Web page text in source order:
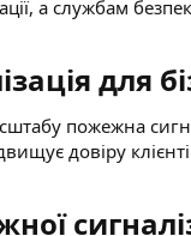
а службам
для
пожежна
довіру